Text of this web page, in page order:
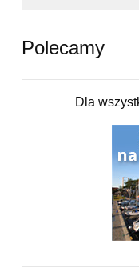
Polecamy
Dla